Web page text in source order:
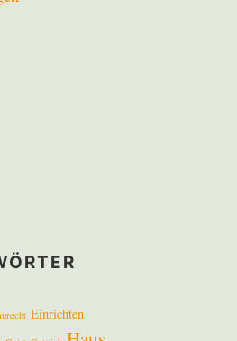
Einrichten